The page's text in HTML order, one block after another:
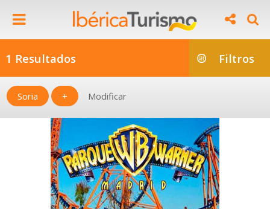
1 Resultados Filtros
Soria + Modificar